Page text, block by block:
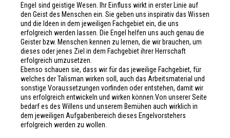
Engel sind geistige Wesen. Ihr Einfluss wirkt in erster Linie auf
den Geist des Menschen ein. Sie geben uns inspirativ das Wissen
und die Ideen in dem jeweiligen Fachgebiet ein, die uns
erfolgreich werden lassen. Die Engel helfen uns auch genau die
Geister bzw. Menschen kennen zu lernen, die wir brauchen, um
dieses oder jenes Ziel in dem Fachgebiet ihrer Herrschaft
erfolgreich umzusetzen.
Ebenso schauen sie, dass wir für das jeweilige Fachgebiet, für
welches der Talisman wirken soll, auch das Arbeitsmaterial und
sonstige Voraussetzungen vorfinden oder entstehen, damit wir
uns erfolgreich entwickeln und wirken können.Von unserer Seite
bedarf es des Willens und unserem Bemühen auch wirklich in
dem jeweiligen Aufgabenbereich dieses Engelvorstehers
erfolgreich werden zu wollen.